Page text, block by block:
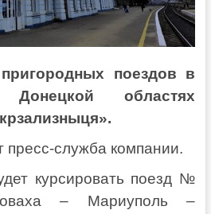
поездов в
областях
служба компании.
курсировать поезд №
– Мариуполь –